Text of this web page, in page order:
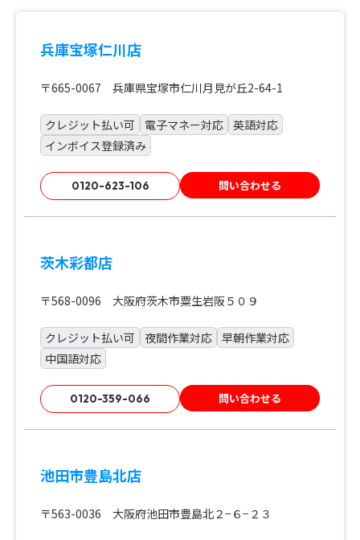
兵庫宝塚仁川店
〒665-0067 兵庫県宝塚市仁川月見が丘2-64-1
クレジット払い可 電子マネー対応 英語対応
インボイス登録済み
0120-623-106 問い合わせる
茨木彩都店
〒568-0096 大阪府茨木市粟生岩阪５０９
クレジット払い可 夜間作業対応 早朝作業対応
中国語対応
0120-359-066 問い合わせる
池田市豊島北店
〒563-0036 大阪府池田市豊島北２−６−２３